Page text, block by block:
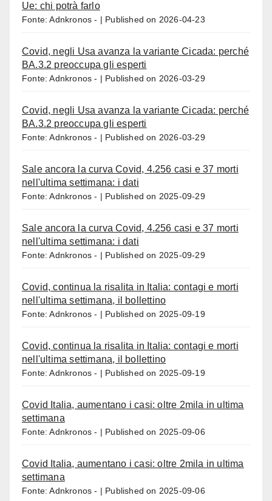
Ue: chi potrà farlo
Fonte: Adnkronos - Published on 2026-04-23
Covid, negli Usa avanza la variante Cicada: perché
BA.3.2 preoccupa gli esperti
Fonte: Adnkronos - Published on 2026-03-29
Covid, negli Usa avanza la variante Cicada: perché
BA.3.2 preoccupa gli esperti
Fonte: Adnkronos - Published on 2026-03-29
Sale ancora la curva Covid, 4.256 casi e 37 morti
nell'ultima settimana: i dati
Fonte: Adnkronos - Published on 2025-09-29
Sale ancora la curva Covid, 4.256 casi e 37 morti
nell'ultima settimana: i dati
Fonte: Adnkronos - Published on 2025-09-29
Covid, continua la risalita in Italia: contagi e morti
nell'ultima settimana, il bollettino
Fonte: Adnkronos - Published on 2025-09-19
Covid, continua la risalita in Italia: contagi e morti
nell'ultima settimana, il bollettino
Fonte: Adnkronos - Published on 2025-09-19
Covid Italia, aumentano i casi: oltre 2mila in ultima
settimana
Fonte: Adnkronos - Published on 2025-09-06
Covid Italia, aumentano i casi: oltre 2mila in ultima
settimana
Fonte: Adnkronos - Published on 2025-09-06